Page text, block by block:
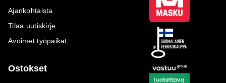
Ajankohtaista
Tilaa uutiskirje
Avoimet työpaikat
Ostokset